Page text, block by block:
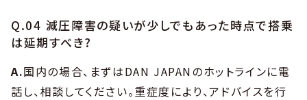
Q.04 減圧障害の疑いが少しでもあった時点で搭乗
は延期すべき?
A.国内の場合、まずはDAN JAPANのホットラインに電
話し、相談してください。重症度により、アドバイスを行